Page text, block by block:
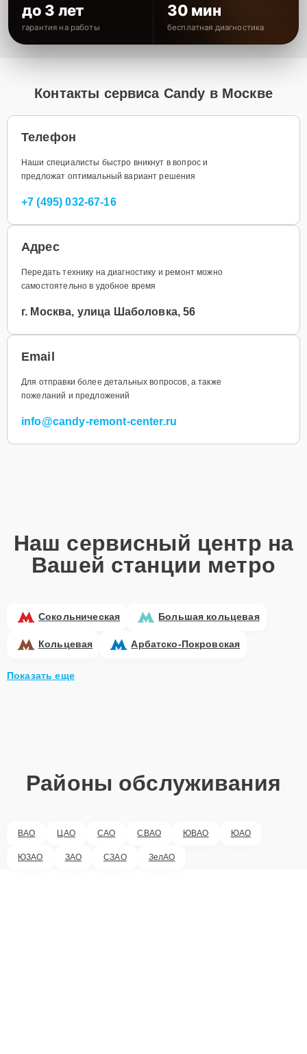
до 3 лет
гарантия на работы
30 мин
бесплатная диагностика
Контакты сервиса Candy в Москве
Телефон
Наши специалисты быстро вникнут в вопрос и
предложат оптимальный вариант решения
+7 (495) 032-67-16
Адрес
Передать технику на диагностику и ремонт можно
самостоятельно в удобное время
г. Москва, улица Шаболовка, 56
Email
Для отправки более детальных вопросов, а также
пожеланий и предложений
info@candy-remont-center.ru
Наш сервисный центр на
Вашей станции метро
Сокольническая Большая кольцевая
Кольцевая Арбатско-Покровская
Показать еще
Районы обслуживания
ВАО ЦАО САО СВАО ЮВАО ЮАО
ЮЗАО ЗАО СЗАО ЗелАО